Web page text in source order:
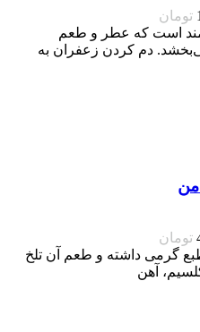
تومان
است که عطر و طعم
دم کردن زعفران به
تومان
طبع گرمی داشته و طعم آن تلخ
آهن